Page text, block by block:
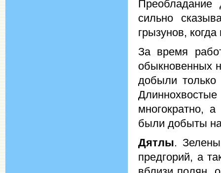
Преобладание
сильно
грызунов,
За время
обыкновенных
добыли только
многократно,
были добыты
Дятлы.
предгорий, а